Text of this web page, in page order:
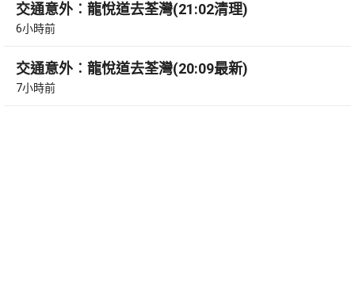
交通意外︰龍悅道去荃灣(21:02清理)
6小時前
交通意外︰龍悅道去荃灣(20:09最新)
7小時前